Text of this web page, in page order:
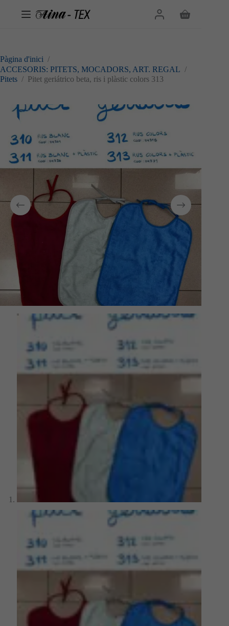
Cistella
Pàgina d'inici /
ACCESORIS: PITETS, MOCADORS, ART. REGAL /
Pitets / Pitet geriátrico beta, ris i plàstic colors 313